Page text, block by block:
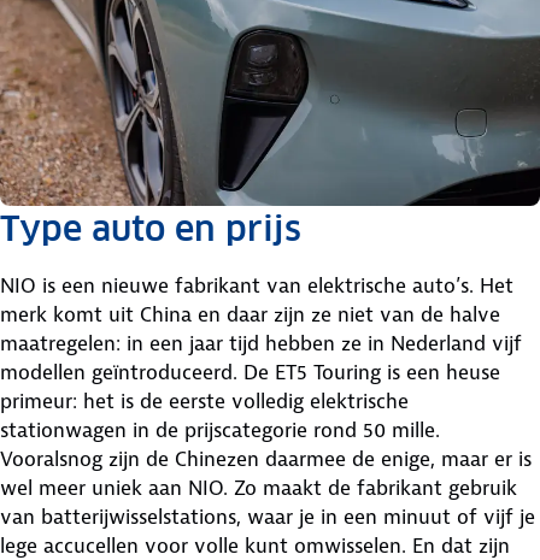
Type auto en prijs
NIO is een nieuwe fabrikant van elektrische auto’s. Het
merk komt uit China en daar zijn ze niet van de halve
maatregelen: in een jaar tijd hebben ze in Nederland vijf
modellen geïntroduceerd. De ET5 Touring is een heuse
primeur: het is de eerste volledig elektrische
stationwagen in de prijscategorie rond 50 mille.
Vooralsnog zijn de Chinezen daarmee de enige, maar er is
wel meer uniek aan NIO. Zo maakt de fabrikant gebruik
van batterijwisselstations, waar je in een minuut of vijf je
lege accucellen voor volle kunt omwisselen. En dat zijn